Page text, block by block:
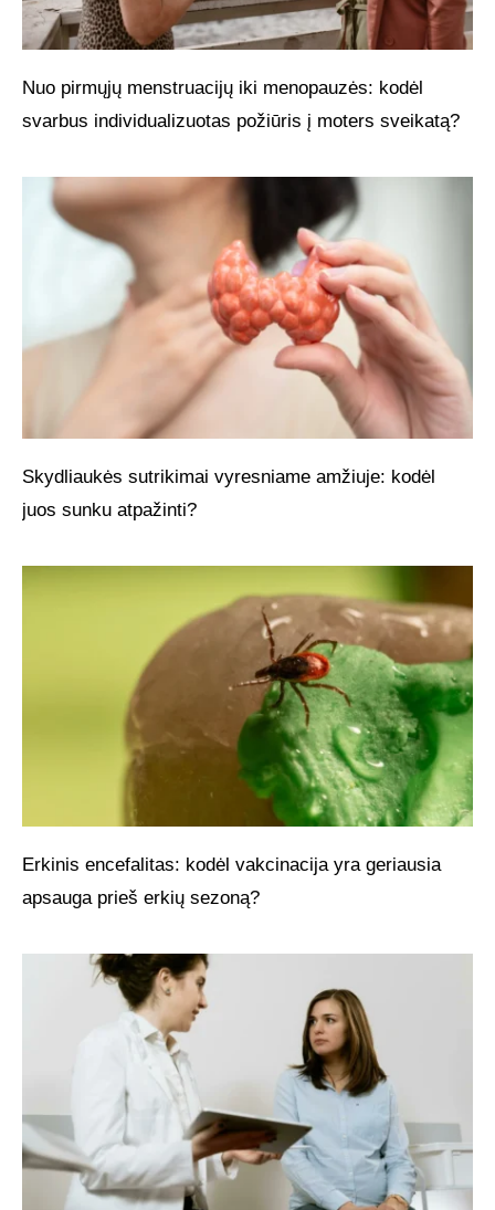
Nuo pirmųjų menstruacijų iki menopauzės: kodėl
svarbus individualizuotas požiūris į moters sveikatą?
Skydliaukės sutrikimai vyresniame amžiuje: kodėl
juos sunku atpažinti?
Erkinis encefalitas: kodėl vakcinacija yra geriausia
apsauga prieš erkių sezoną?